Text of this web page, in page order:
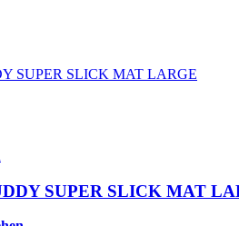
SUPER SLICK MAT